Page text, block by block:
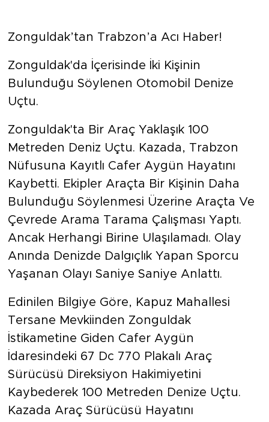
Zonguldak’tan Trabzon’a Acı Haber!
Zonguldak'da İçerisinde İki Kişinin
Bulunduğu Söylenen Otomobil Denize
Uçtu.
Zonguldak'ta Bir Araç Yaklaşık 100
Metreden Deniz Uçtu. Kazada, Trabzon
Nüfusuna Kayıtlı Cafer Aygün Hayatını
Kaybetti. Ekipler Araçta Bir Kişinin Daha
Bulunduğu Söylenmesi Üzerine Araçta Ve
Çevrede Arama Tarama Çalışması Yaptı.
Ancak Herhangi Birine Ulaşılamadı. Olay
Anında Denizde Dalgıçlık Yapan Sporcu
Yaşanan Olayı Saniye Saniye Anlattı.
Edinilen Bilgiye Göre, Kapuz Mahallesi
Tersane Mevkiinden Zonguldak
İstikametine Giden Cafer Aygün
İdaresindeki 67 Dc 770 Plakalı Araç
Sürücüsü Direksiyon Hakimiyetini
Kaybederek 100 Metreden Denize Uçtu.
Kazada Araç Sürücüsü Hayatını